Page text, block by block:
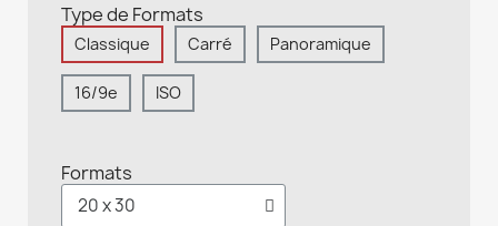
Type de Formats
Classique Carré Panoramique
16/9e ISO
Formats